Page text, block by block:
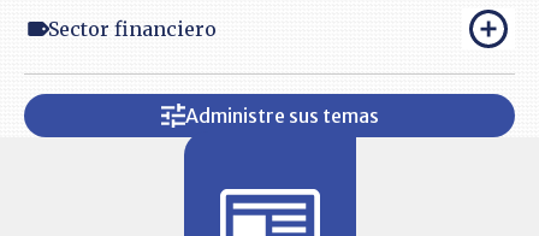
Sector financiero
Administre sus temas